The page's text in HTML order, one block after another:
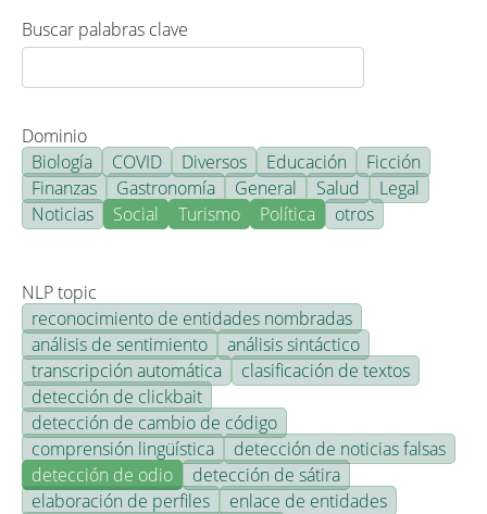
Buscar palabras clave
Dominio
Biología
COVID Diversos Educación
Ficción
Finanzas
Gastronomía General Salud
Legal
Noticias
Social Turismo Política otros
NLP topic
reconocimiento de entidades nombradas
análisis de sentimiento
análisis sintáctico
transcripción automática
clasificación de textos
detección de clickbait
detección de cambio de código
comprensión lingüística
detección de noticias falsas
detección de odio
detección de sátira
elaboración de perfiles
enlace de entidades